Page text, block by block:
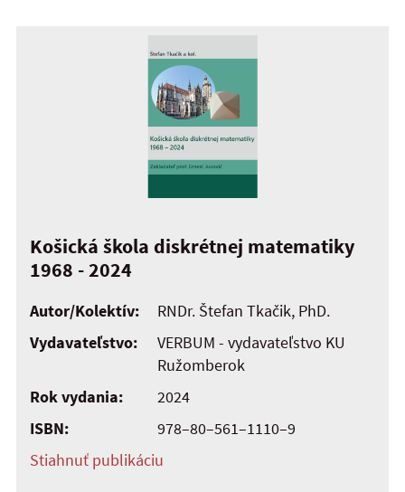
Košická škola diskrétnej matematiky
1968 - 2024
Autor/Kolektív:
RNDr. Štefan Tkačik, PhD.
Vydavateľstvo:
VERBUM - vydavateľstvo KU
Ružomberok
Rok vydania:
2024
ISBN:
978–80–561–1110–9
Stiahnuť publikáciu